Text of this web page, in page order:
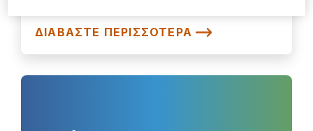
ΔΙΑΒΆΣΤΕ ΠΕΡΙΣΣΌΤΕΡΑ